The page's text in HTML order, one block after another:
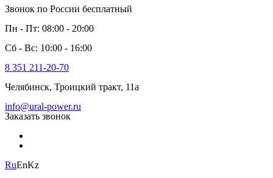
Звонок по России бесплатный
Пн - Пт: 08:00 - 20:00
Сб - Вс: 10:00 - 16:00
8 351 211-20-70
Челябинск, Троицкий тракт, 11а
info@ural-power.ru
Заказать звонок
RuEnKz